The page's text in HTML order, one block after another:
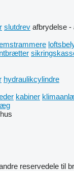
slutdrev afbrydelse -
hydraulikcylindre
kabiner
reservedele til